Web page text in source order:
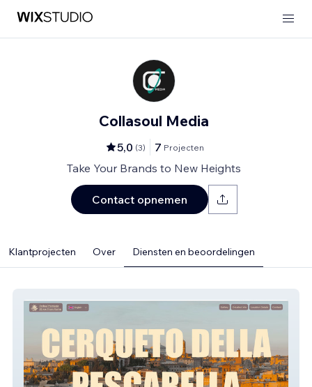
Collasoul Media
5,0 (3) 7 Projecten
Take Your Brands to New Heights
Contact opnemen
Klantprojecten Over Diensten en beoordelingen